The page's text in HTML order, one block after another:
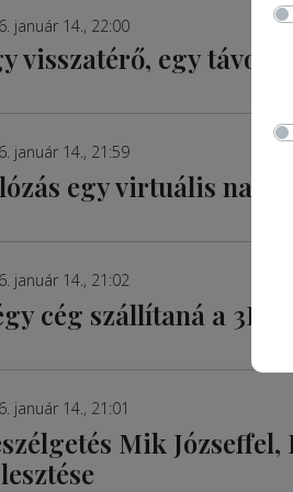
január 14., 22:00
visszatérő, egy
január 14., 21:59
egy virtuális
január 14., 21:02
cég szállítaná a 3D-
január 14., 21:01
Mik